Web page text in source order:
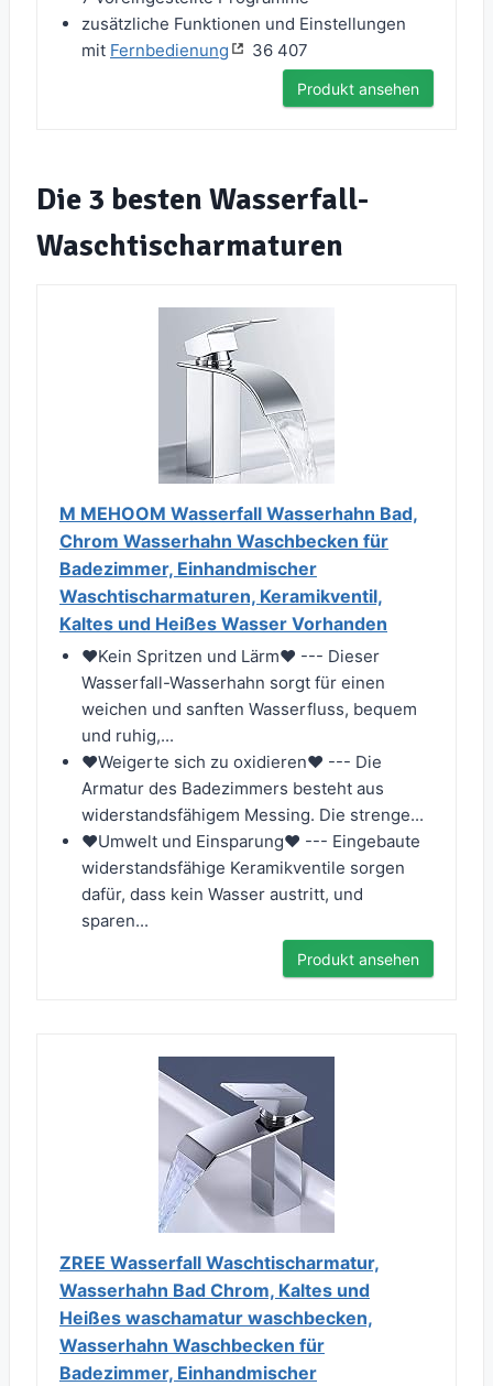
zusätzliche Funktionen und Einstellungen
mit Fernbedienung 36 407
Produkt ansehen
Die 3 besten Wasserfall-
Waschtischarmaturen
M MEHOOM Wasserfall Wasserhahn Bad,
Chrom Wasserhahn Waschbecken für
Badezimmer, Einhandmischer
Waschtischarmaturen, Keramikventil,
Kaltes und Heißes Wasser Vorhanden
❤Kein Spritzen und Lärm❤ --- Dieser
Wasserfall-Wasserhahn sorgt für einen
weichen und sanften Wasserfluss, bequem
und ruhig,...
❤Weigerte sich zu oxidieren❤ --- Die
Armatur des Badezimmers besteht aus
widerstandsfähigem Messing. Die strenge...
❤Umwelt und Einsparung❤ --- Eingebaute
widerstandsfähige Keramikventile sorgen
dafür, dass kein Wasser austritt, und
sparen...
Produkt ansehen
ZREE Wasserfall Waschtischarmatur,
Wasserhahn Bad Chrom, Kaltes und
Heißes waschamatur waschbecken,
Wasserhahn Waschbecken für
Badezimmer, Einhandmischer